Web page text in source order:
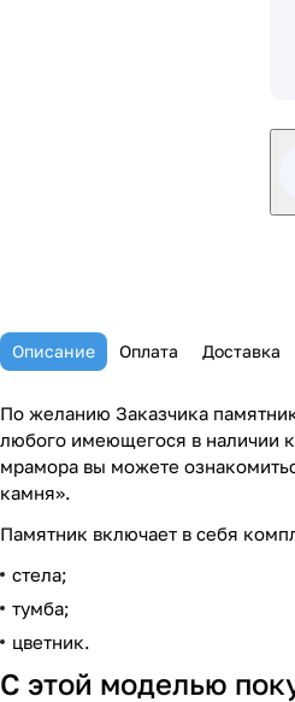
Описание Оплата Доставка
По желанию Заказчика
любого имеющегося в наличии
мрамора вы можете
камня».
Памятник включает в себя
стела;
тумба;
цветник.
С этой моделью